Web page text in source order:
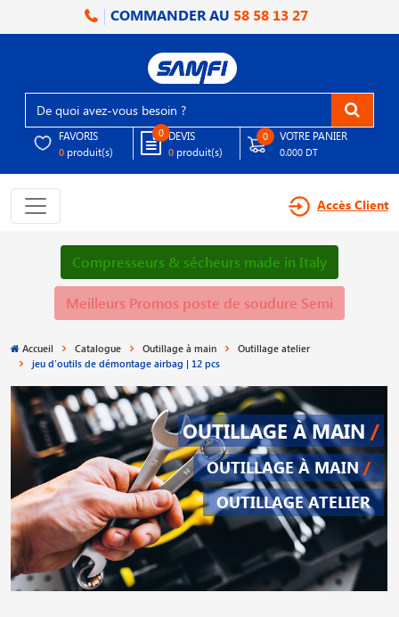
COMMANDER AU 58 58 13 27
FAVORIS
0 produit(s)
0 DEVIS
0 produit(s)
0 VOTRE PANIER
0.000 DT
Accès Client
Compresseurs & sécheurs made in Italy
Meilleurs Promos poste de soudure Semi
Accueil Catalogue Outillage à main
Outillage atelier
jeu d′outils de démontage airbag | 12 pcs
OUTILLAGE À MAIN /
OUTILLAGE À MAIN /
OUTILLAGE ATELIER